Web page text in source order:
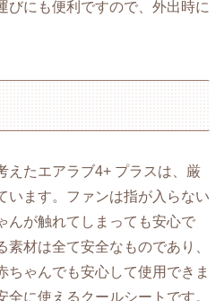
びにも便利ですので、外出時に
えたエアラブ4+ プラスは、厳
います。ファンは指が入らない
んが触れてしまっても安心で
材は全て安全なものであり、
ちゃんでも安心して使用できま
に使えるクールシートです。